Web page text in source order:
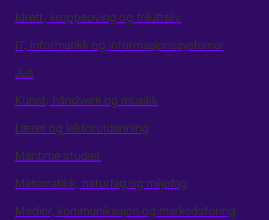
Idrett, kroppsøving og friluftsliv
IT, informatikk og informasjonssystemer
Jus
Kunst, håndverk og musikk
Lærer og lektorutdanning
Maritime studier
Matematikk, naturfag og miljøfag
Medier, kommunikasjon og markedsføring